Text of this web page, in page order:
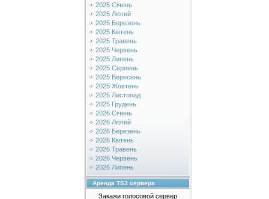
2025 Січень
2025 Лютий
2025 Березень
2025 Квітень
2025 Травень
2025 Червень
2025 Липень
2025 Серпень
2025 Вересень
2025 Жовтень
2025 Листопад
2025 Грудень
2026 Січень
2026 Лютий
2026 Березень
2026 Квітень
2026 Травень
2026 Червень
2026 Липень
Аренда TS3 сервера
Закажи голосовой сервер